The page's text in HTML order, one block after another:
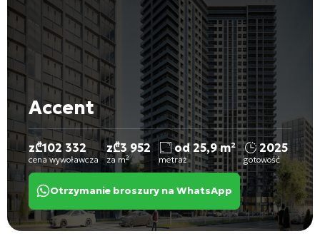
Accent
z₾102 332
cena wywoławcza
z₾3 952
za m²
od 25,9 m²
metraż
2025
gotowość
Otrzymanie broszury na WhatsApp